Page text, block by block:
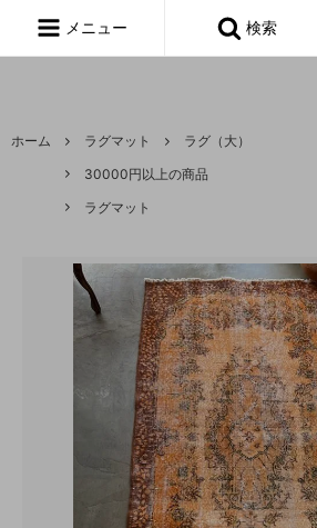
着,made in usa,アメーバ,
メニュー 検索
ホーム ラグマット
ラグ（大）
30000円以上の商品
ラグマット